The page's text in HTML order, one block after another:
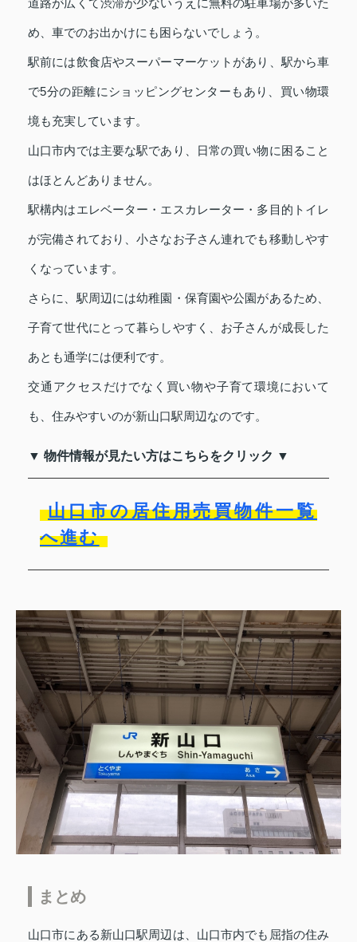
め、車でのお出かけにも困らないでしょう。
駅前には飲食店やスーパーマーケットがあり、駅から車
で5分の距離にショッピングセンターもあり、買い物環
境も充実しています。
山口市内では主要な駅であり、日常の買い物に困ること
はほとんどありません。
駅構内はエレベーター・エスカレーター・多目的トイレ
が完備されており、小さなお子さん連れでも移動しやす
くなっています。
さらに、駅周辺には幼稚園・保育園や公園があるため、
子育て世代にとって暮らしやすく、お子さんが成長した
あとも通学には便利です。
交通アクセスだけでなく買い物や子育て環境において
も、住みやすいのが新山口駅周辺なのです。
▼ 物件情報が見たい方はこちらをクリック ▼
山口市の居住用売買物件一覧
へ進む
まとめ
山口市にある新山口駅周辺は、山口市内でも屈指の住み